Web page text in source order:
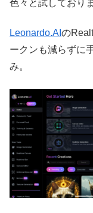
色々と試しており
Leonardo.AI の
ークンも減らずに
み。